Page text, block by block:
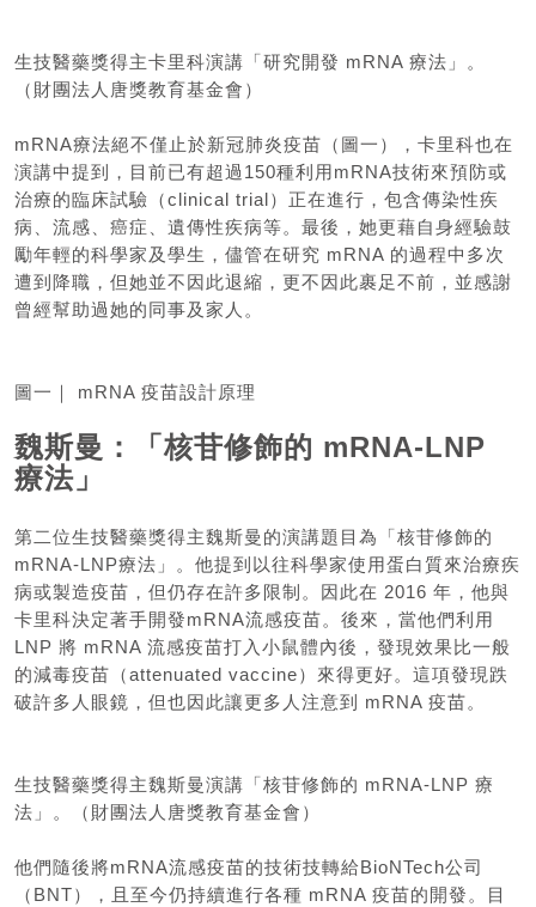
生技醫藥獎得主卡里科演講「研究開發 mRNA 療法」。
（財團法人唐獎教育基金會）
mRNA療法絕不僅止於新冠肺炎疫苗（圖一），卡里科也在
演講中提到，目前已有超過150種利用mRNA技術來預防或
治療的臨床試驗（clinical trial）正在進行，包含傳染性疾
病、流感、癌症、遺傳性疾病等。最後，她更藉自身經驗鼓
勵年輕的科學家及學生，儘管在研究 mRNA 的過程中多次
遭到降職，但她並不因此退縮，更不因此裹足不前，並感謝
曾經幫助過她的同事及家人。
圖一｜ mRNA 疫苗設計原理
魏斯曼：「核苷修飾的 mRNA-LNP
療法」
第二位生技醫藥獎得主魏斯曼的演講題目為「核苷修飾的
mRNA-LNP療法」。他提到以往科學家使用蛋白質來治療疾
病或製造疫苗，但仍存在許多限制。因此在 2016 年，他與
卡里科決定著手開發mRNA流感疫苗。後來，當他們利用
LNP 將 mRNA 流感疫苗打入小鼠體內後，發現效果比一般
的減毒疫苗（attenuated vaccine）來得更好。這項發現跌
破許多人眼鏡，但也因此讓更多人注意到 mRNA 疫苗。
生技醫藥獎得主魏斯曼演講「核苷修飾的 mRNA-LNP 療
法」。（財團法人唐獎教育基金會）
他們隨後將mRNA流感疫苗的技術技轉給BioNTech公司
（BNT），且至今仍持續進行各種 mRNA 疫苗的開發。目